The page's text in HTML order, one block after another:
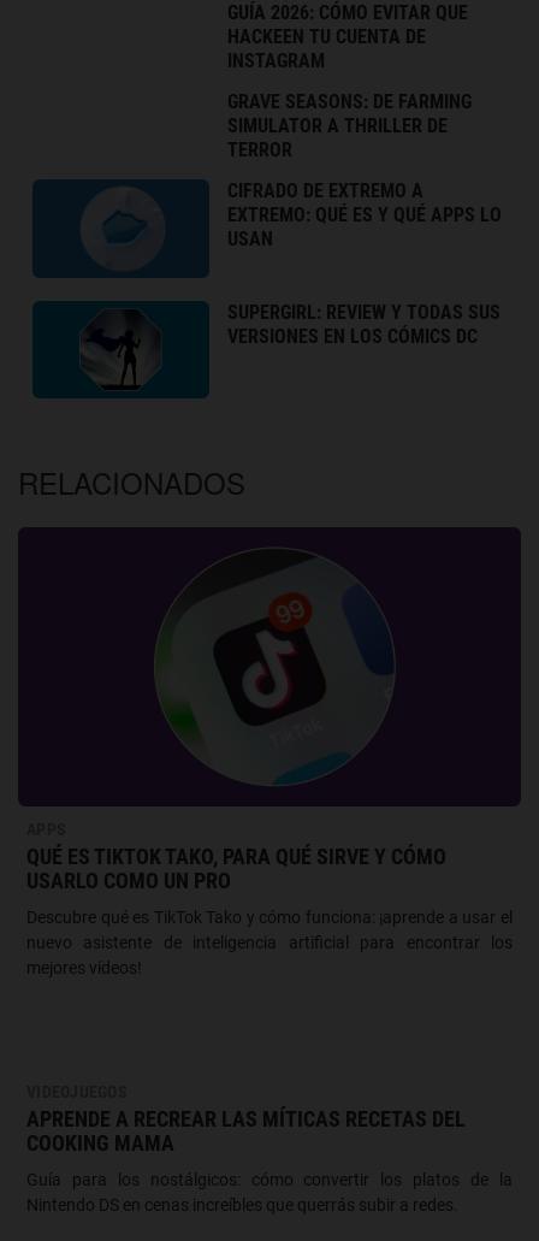
GUÍA 2026: CÓMO EVITAR QUE
HACKEEN TU CUENTA DE
INSTAGRAM
GRAVE SEASONS: DE FARMING
SIMULATOR A THRILLER DE
TERROR
CIFRADO DE EXTREMO A
EXTREMO: QUÉ ES Y QUÉ APPS LO
USAN
SUPERGIRL: REVIEW Y TODAS SUS
VERSIONES EN LOS CÓMICS DC
RELACIONADOS
QUÉ ES TIKTOK TAKO, PARA QUÉ SIRVE Y CÓMO
USARLO COMO UN PRO
Descubre qué es TikTok Tako y cómo funciona: ¡aprende a usar el
nuevo asistente de inteligencia artificial para encontrar los
mejores vídeos!
APRENDE A RECREAR LAS MÍTICAS RECETAS DEL
COOKING MAMA
Guía para los nostálgicos: cómo convertir los platos de la
Nintendo DS en cenas increíbles que querrás subir a redes.